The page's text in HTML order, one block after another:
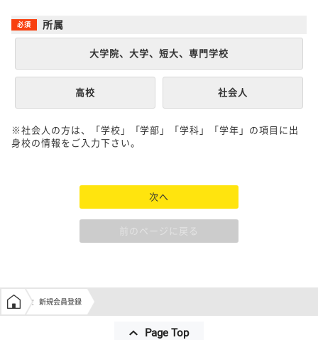
所属
大学院、大学、短大、専門学校
高校 社会人
※社会人の方は、「学校」「学部」「学科」「学年」の項目に出
身校の情報をご入力下さい。
次へ
前のページに戻る
学生の窓口トップ
新規会員登録
Page Top